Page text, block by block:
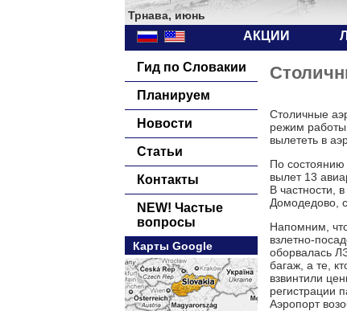
Трнава, июнь
АКЦИИ
Гид по Словакии
Планируем
Новости
Статьи
Контакты
NEW! Частые
вопросы
Карты Google
Столичные
режим
вылететь в
По состоянию
вылет 13
В частности,
Домодедово,
Напомним,
взлетно-
оборвалась
багаж, а те,
взвинтили
регистрации
Аэропорт